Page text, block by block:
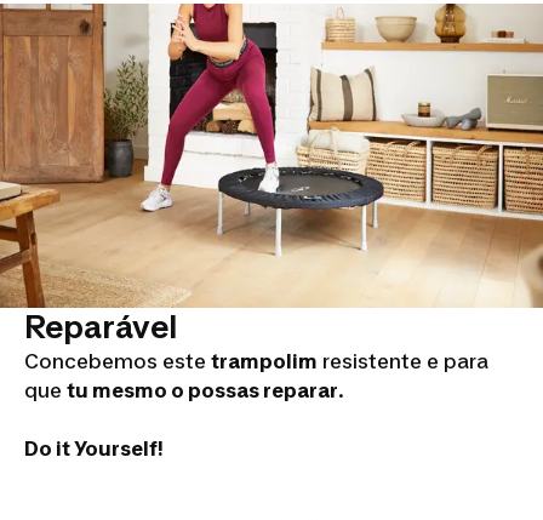
Reparável
Concebemos este trampolim resistente e para
que tu mesmo o possas reparar.
Do it Yourself!